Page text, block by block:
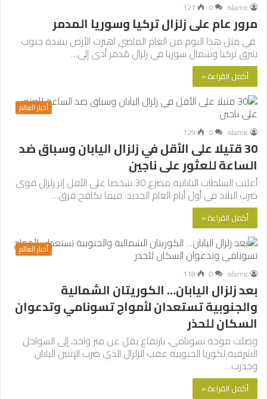
islamic
0
121
مرور عام على زلزال تركيا وسوريا المدمر
في مثل هذا اليوم من العام الماضي اهتزت الأرض بشدة جنوب
شرق تركيا وشمال سوريا في زلزال مُدمر أدى إلى…
أكمل القراءة »
أخبار العالم
islamic
0
129
30 قتيلا على الأقل في زلزال اليابان وسباق ضد
الساعة للعثور على ناجين
أعلنت السلطات اليابانية مصرع 30 شخصا على الأقل إثر زلزال قوي
ضرب البلاد في أول أيام العام الجديد. فيما تكافح فرق…
أكمل القراءة »
أخبار العالم
islamic
0
118
بعد زلزال اليابان… الكوريتان الشمالية
والجنوبية تستعدان لأمواج تسونامي وتدعوان
السكان للحذر
وصلت موجة تسونامي، بارتفاع يقل عن متر واحد، إلى السواحل
الشرقية لكوريا الجنوبية عقب الزلزال الذي ضرب الإثنين اليابان.
وحذرت…
أكمل القراءة »